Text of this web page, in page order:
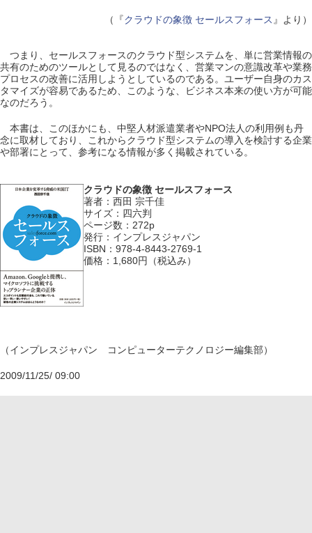
（『クラウドの象徴 セールスフォース 』より）
つまり、セールスフォースのクラウド型システムを、単に営業情報の
共有のためのツールとして見るのではなく、営業マンの意識改革や業務
プロセスの改善に活用しようとしているのである。ユーザー自身のカス
タマイズが容易であるため、このような、ビジネス本来の使い方が可能
なのだろう。
本書は、このほかにも、中堅人材派遣業者やNPO法人の利用例も丹
念に取材しており、これからクラウド型システムの導入を検討する企業
や部署にとって、参考になる情報が多く掲載されている。
クラウドの象徴 セールスフォース
著者：西田 宗千佳
サイズ：四六判
ページ数：272p
発行：インプレスジャパン
ISBN：978-4-8443-2769-1
価格：1,680円（税込み）
（インプレスジャパン コンピューターテクノロジー編集部）
2009/11/25/ 09:00